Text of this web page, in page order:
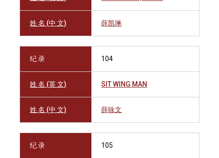
姓 名 (中 文) 薛凯琳
纪 录 104
姓 名 (英 文) SIT WING MAN
姓 名 (中 文) 薛咏文
纪 录 105